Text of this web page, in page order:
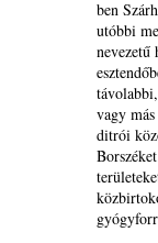
ben
utóbbi
nevezetű
vagy
ditrói